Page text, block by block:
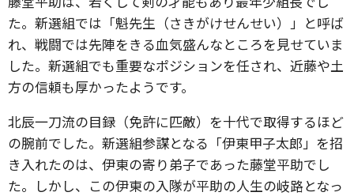
た。新選組では「魁先生（さきがけせんせい）」と呼ば
れ、戦闘では先陣をきる血気盛んなところを見せていま
した。新選組でも重要なポジションを任され、近藤や土
方の信頼も厚かったようです。
北辰一刀流の目録（免許に匹敵）を十代で取得するほど
の腕前でした。新選組参謀となる「伊東甲子太郎」を招
き入れたのは、伊東の寄り弟子であった藤堂平助でし
た。しかし、この伊東の入隊が平助の人生の岐路となっ